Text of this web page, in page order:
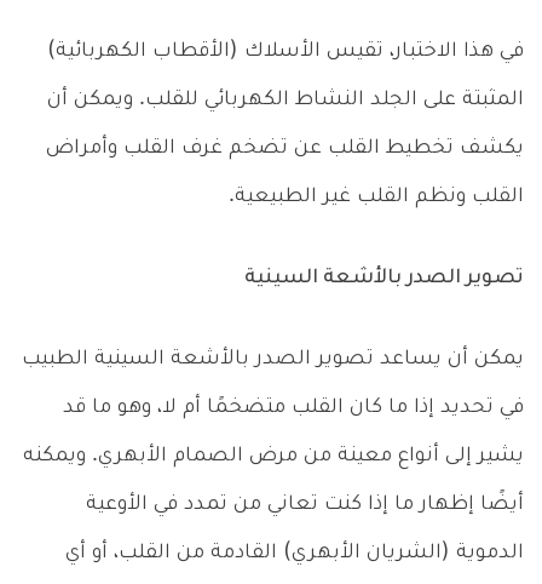
في هذا الاختبار، تقيس الأسلاك (الأقطاب الكهربائية)
المثبتة على الجلد النشاط الكهربائي للقلب. ويمكن أن
يكشف تخطيط القلب عن تضخم غرف القلب وأمراض
القلب ونظم القلب غير الطبيعية.
تصوير الصدر بالأشعة السينية
يمكن أن يساعد تصوير الصدر بالأشعة السينية الطبيب
في تحديد إذا ما كان القلب متضخمًا أم لا، وهو ما قد
يشير إلى أنواع معينة من مرض الصمام الأبهري. ويمكنه
أيضًا إظهار ما إذا كنت تعاني من تمدد في الأوعية
الدموية (الشريان الأبهري) القادمة من القلب، أو أي